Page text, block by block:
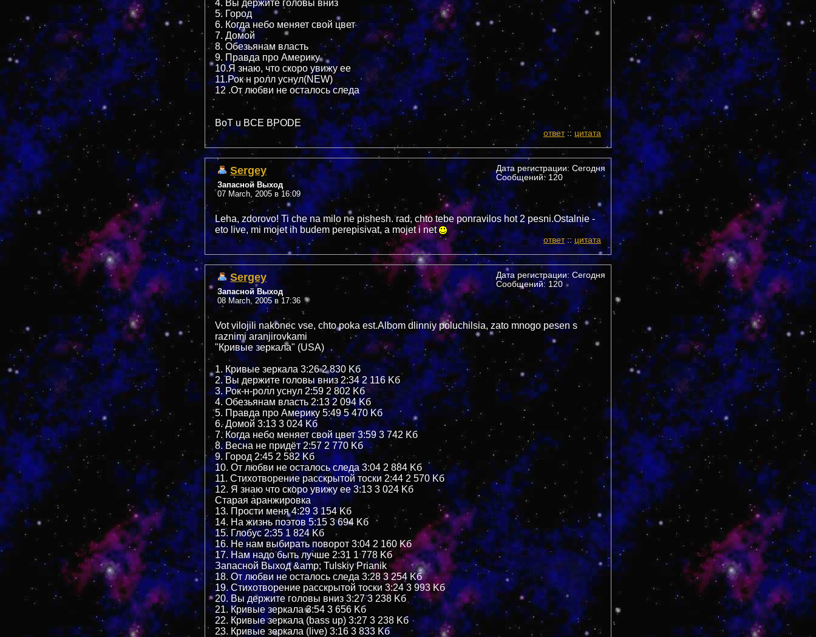
4. Вы держите головы вниз
5. Город
6. Когда небо меняет свой цвет
7. Домой
8. Обезьянам власть
9. Правда про Америку
10.Я знаю, что скоро увижу ее
11.Рок н ролл уснул(NEW)
12 .От любви не осталось следа
BoT u BCE BPODE
ответ:: цитата
Sergey
Запасной Выход
07 March, 2005 в 16:09
Дата регистрации: Сегодня
Сообщений: 120
Leha, zdorovo! Ti che na milo ne pishesh. rad, chto tebe ponravilos hot 2 pesni.Ostalnie -
eto live, mi mojet ih budem perepisivat, a mojet i net
ответ::цитата
Sergey
Запасной Выход
08 March, 2005 в 17:36
Дата регистрации: Сегодня
Сообщений: 120
Vot vilojili nakonec vse, chto poka est.Albom dlinniy poluchilsia, zato mnogo pesen s
raznimi aranjirovkami
"Кривые зеркала" (USA)
1. Кривые зеркала 3:26 2 830 Kб
2. Вы держите головы вниз 2:34 2 116 Kб
3. Рок-н-ролл уснул 2:59 2 802 Kб
4. Обезьянам власть 2:13 2 094 Kб
5. Правда про Америку 5:49 5 470 Kб
6. Домой 3:13 3 024 Kб
7. Когда небо меняет свой цвет 3:59 3 742 Kб
8. Весна не придёт 2:57 2 770 Kб
9. Город 2:45 2 582 Kб
10. От любви не осталось следа 3:04 2 884 Kб
11. Стихотворение расскрытой тоски 2:44 2 570 Kб
12. Я знаю что скоро увижу ее 3:13 3 024 Kб
Старая аранжировка
13. Прости меня 4:29 3 154 Kб
14. На жизнь поэтов 5:15 3 694 Kб
15. Глобус 2:35 1 824 Kб
16. Не нам выбирать поворот 3:04 2 160 Kб
17. Нам надо быть лучше 2:31 1 778 Kб
Запасной Выход &amp; Tulskiy Prianik
18. От любви не осталось следа 3:28 3 254 Kб
19. Стихотворение расскрытой тоски 3:24 3 993 Kб
20. Вы держите головы вниз 3:27 3 238 Kб
21. Кривые зеркала 3:54 3 656 Kб
22. Кривые зеркала (bass up) 3:27 3 238 Kб
23. Кривые зеркала (live) 3:16 3 833 Kб